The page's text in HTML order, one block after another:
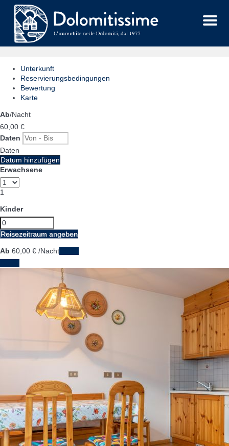
Menu
Unterkunft
Reservierungsbedingungen
Bewertung
Karte
Ab/Nacht
60, 00 €
Daten
Daten
Datum hinzufügen
Erwachsene
1
Kinder
Reisezeitraum angeben
Ab 60, 00 € /Nacht